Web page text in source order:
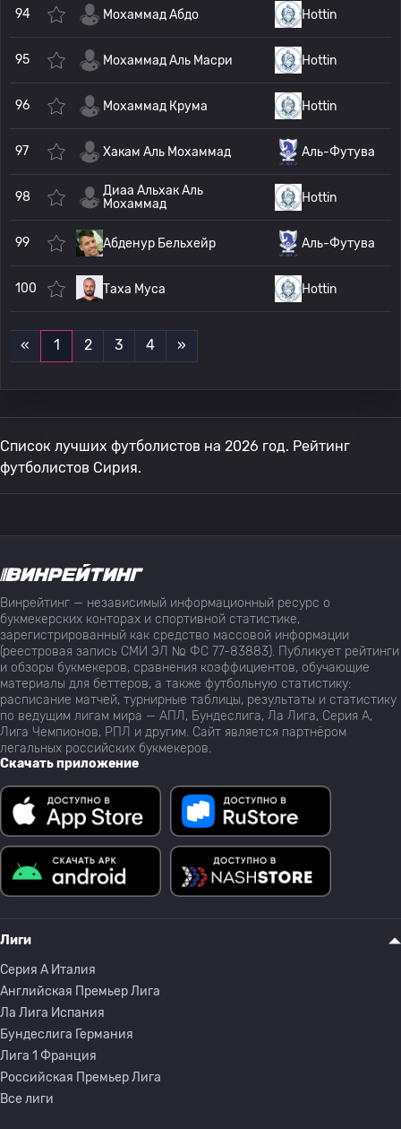
« 1 2 3 4 »
94 Мохаммад Абдо Hottin
95 Мохаммад Аль Масри Hottin
96 Мохаммад Крума Hottin
97 Хакам Аль Мохаммад Аль-Футува
98
Диаа Альхак Аль
Мохаммад
Hottin
99 Абденур Бельхейр Аль-Футува
100 Таха Муса Hottin
Список лучших футболистов на 2026 год. Рейтинг
футболистов Сирия.
Винрейтинг — независимый информационный ресурс о
букмекерских конторах и спортивной статистике,
зарегистрированный как средство массовой информации
(реестровая запись СМИ ЭЛ № ФС 77-83883). Публикует рейтинги
и обзоры букмекеров, сравнения коэффициентов, обучающие
материалы для беттеров, а также футбольную статистику:
расписание матчей, турнирные таблицы, результаты и статистику
по ведущим лигам мира — АПЛ, Бундеслига, Ла Лига, Серия А,
Лига Чемпионов, РПЛ и другим. Сайт является партнёром
легальных российских букмекеров.
Скачать приложение
Лиги
Серия A Италия
Английская Премьер Лига
Ла Лига Испания
Бундеслига Германия
Лига 1 Франция
Российская Премьер Лига
Все лиги